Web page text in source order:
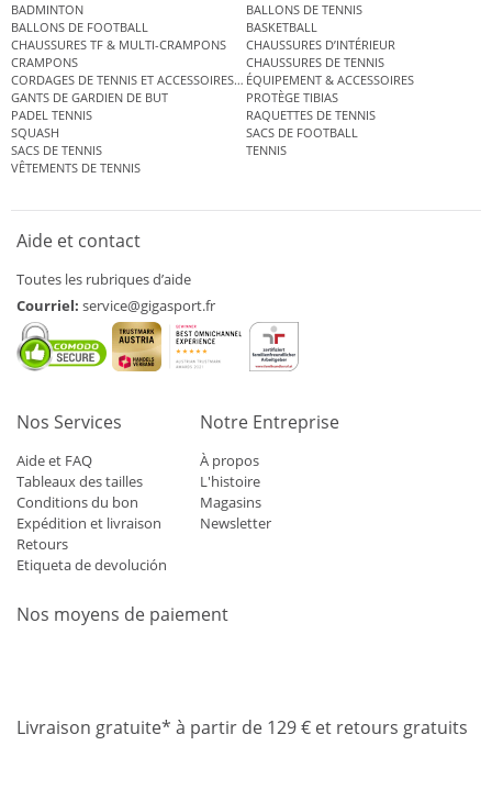
BADMINTON
BALLONS DE TENNIS
BALLONS DE FOOTBALL
BASKETBALL
CHAUSSURES TF & MULTI-CRAMPONS
CHAUSSURES D’INTÉRIEUR
CRAMPONS
CHAUSSURES DE TENNIS
CORDAGES DE TENNIS ET ACCESSOIRES DE TENNISÉQUIPEMENT & ACCESSOIRES
GANTS DE GARDIEN DE BUT
PROTÈGE TIBIAS
PADEL TENNIS
RAQUETTES DE TENNIS
SQUASH
SACS DE FOOTBALL
SACS DE TENNIS
TENNIS
VÊTEMENTS DE TENNIS
Aide et contact
Toutes les rubriques d’aide
Courriel: service@gigasport.fr
Nos Services
Aide et FAQ
Tableaux des tailles
Conditions du bon
Expédition et livraison
Retours
Etiqueta de devolución
Notre Entreprise
À propos
L'histoire
Magasins
Newsletter
Nos moyens de paiement
Livraison gratuite* à partir de 129 € et retours gratuits